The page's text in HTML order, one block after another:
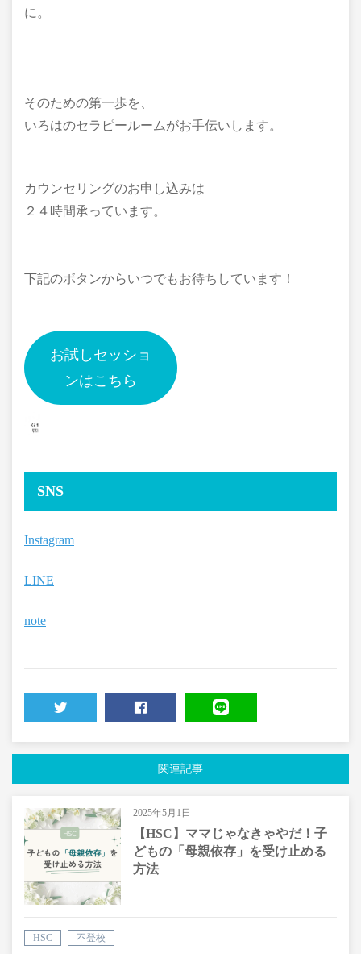
に。
そのための第一歩を、
いろはのセラピールームがお手伝いします。
カウンセリングのお申し込みは
２４時間承っています。
下記のボタンからいつでもお待ちしています！
お試しセッショ
ンはこちら
SNS
Instagram
LINE
note
関連記事
2025年5月1日
【HSC】ママじゃなきゃやだ！子
どもの「母親依存」を受け止める
方法
HSC 不登校